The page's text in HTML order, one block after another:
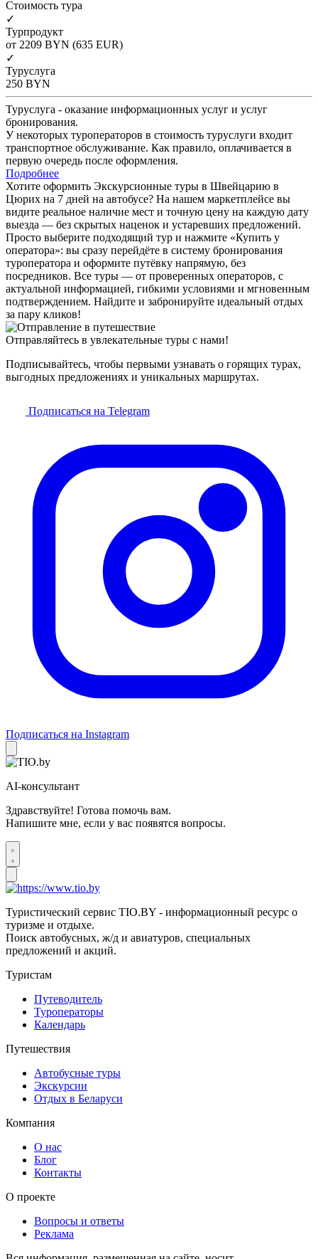
Cтоимость тура
✓
Турпродукт
от 2209 BYN (635 EUR)
✓
Туруслуга
250 BYN
Туруслуга - оказание информационных услуг и услуг
бронирования.
У некоторых туроператоров в стоимость туруслуги входит
транспортное обслуживание. Как правило, оплачивается в
первую очередь после оформления.
Подробнее
Хотите оформить Экскурсионные туры в Швейцарию в
Цюрих на 7 дней на автобусе? На нашем маркетплейсе вы
видите реальное наличие мест и точную цену на каждую дату
выезда — без скрытых наценок и устаревших предложений.
Просто выберите подходящий тур и нажмите «Купить у
оператора»: вы сразу перейдёте в систему бронирования
туроператора и оформите путёвку напрямую, без
посредников. Все туры — от проверенных операторов, с
актуальной информацией, гибкими условиями и мгновенным
подтверждением. Найдите и забронируйте идеальный отдых
за пару кликов!
Отправляйтесь в увлекательные туры с нами!
Подписывайтесь, чтобы первыми узнавать о горящих турах,
выгодных предложениях и уникальных маршрутах.
Подписаться на Telegram
Подписаться на Instagram
AI-консультант
Здравствуйте! Готова помочь вам.
Напишите мне, если у вас появятся вопросы.
Туристический сервис TIO.BY - информационный ресурс о
туризме и отдыхе.
Поиск автобусных, ж/д и авиатуров, специальных
предложений и акций.
Туристам
Путеводитель
Туроператоры
Календарь
Путешествия
Автобусные туры
Экскурсии
Отдых в Беларуси
Компания
О нас
Блог
Контакты
О проекте
Вопросы и ответы
Реклама